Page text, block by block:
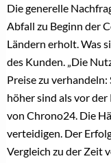
Die generelle
Abfall zu Beginn der
Ländern erholt. Was
des Kunden. „Die
Preise zu verhandeln:
höher sind als vor
von Chrono24. Die
verteidigen. Der
Vergleich zu der Zeit